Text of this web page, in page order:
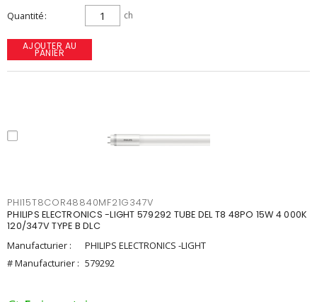
Quantité ch
AJOUTER AU
PANIER
PHI15T8COR48840MF21G347V
PHILIPS ELECTRONICS -LIGHT 579292 TUBE DEL T8 48PO 15W 4 000K
120/347V TYPE B DLC
Manufacturier :
PHILIPS ELECTRONICS -LIGHT
# Manufacturier : 579292